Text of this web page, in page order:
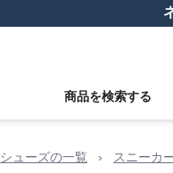
商品を検索する
シューズの一覧 › スニーカ